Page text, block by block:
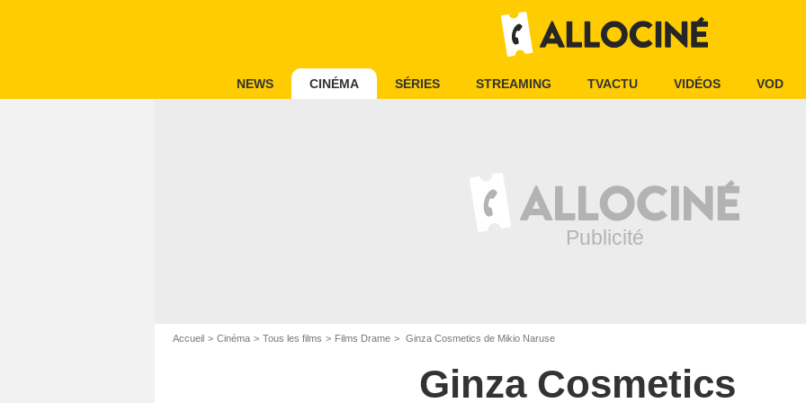
NEWS CINÉMA SÉRIES STREAMING TVACTU VIDÉOS VOD
Accueil Cinéma Tous les films Films Drame Ginza Cosmetics de Mikio Naruse
Ginza Cosmetics